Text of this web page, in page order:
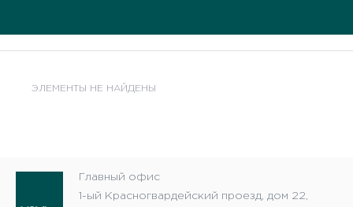
ЭЛЕМЕНТЫ НЕ НАЙДЕНЫ
Главный офис
1-ый Красногвардейский проезд, дом 22,